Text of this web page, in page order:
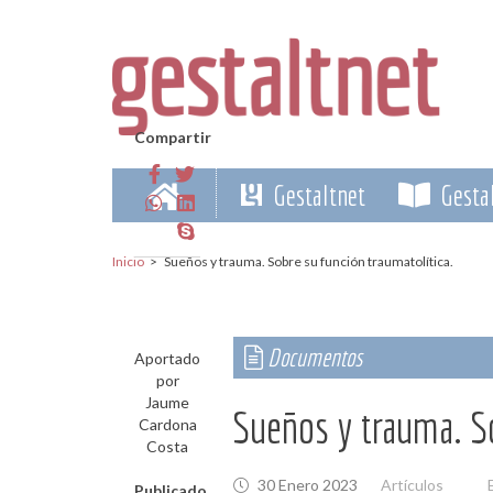
Gestaltnet
Destacamos
seleccionados.
Noticias
Inicio > Sueños y trauma. Sobre su función traumatolítica.
Aportado
por
Jaume
Cardona
Costa
Compartir
Documentos
Sueños y trauma.
30 Enero 2023 Artículos